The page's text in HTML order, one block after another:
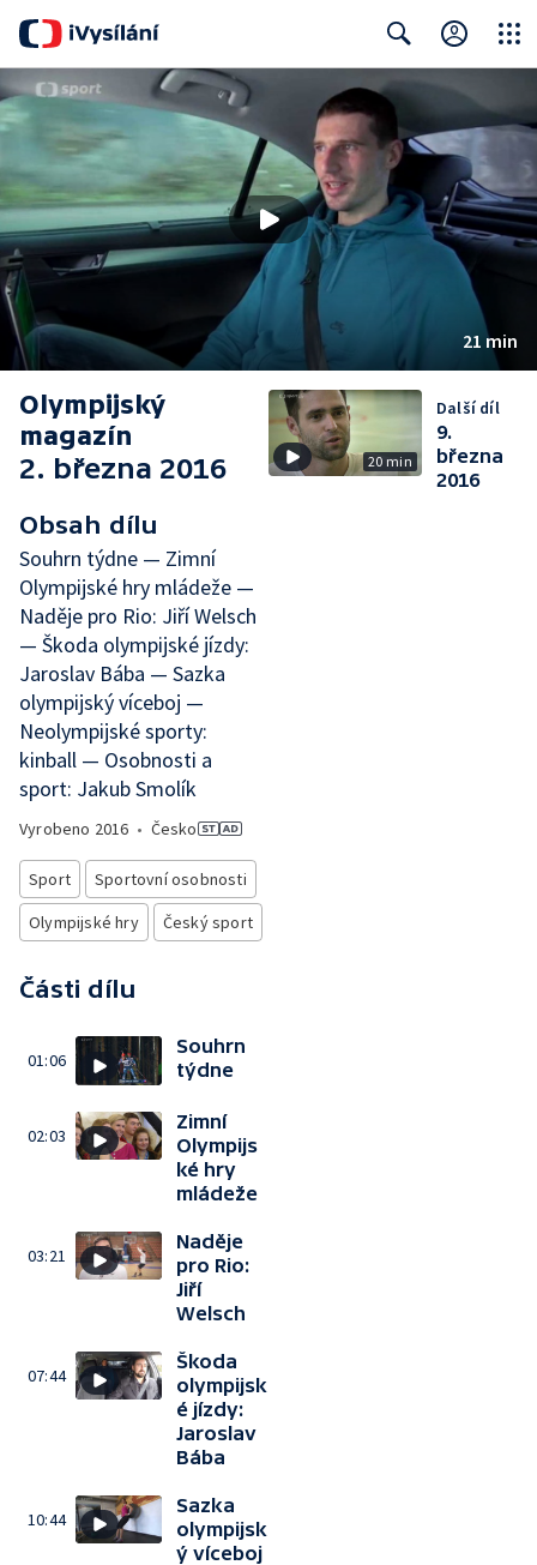
Search
21 min
Olympijský
magazín
2. března 2016
Obsah dílu
Souhrn týdne — Zimní
Olympijské hry mládeže —
Naděje pro Rio: Jiří Welsch
— Škoda olympijské jízdy:
Jaroslav Bába — Sazka
olympijský víceboj —
Neolympijské sporty:
kinball — Osobnosti a
sport: Jakub Smolík
Vyrobeno 2016 • Česko
Sport
Sportovní osobnosti
Olympijské hry
Český sport
Části dílu
01:06
Souhrn
týdne
02:03
Zimní
Olympijs
ké hry
mládeže
03:21
Naděje
pro Rio:
Jiří
Welsch
07:44
Škoda
olympijsk
é jízdy:
Jaroslav
Bába
10:44
Sazka
olympijsk
ý víceboj
20 min
Další díl
9.
března
2016